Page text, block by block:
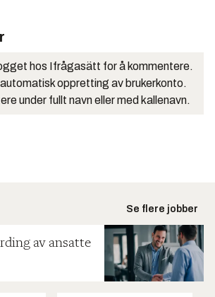
hos Ifrågasätt for å kommentere.
oppretting av brukerkonto.
under fullt navn eller med kallenavn.
Se flere jobber
av ansatte